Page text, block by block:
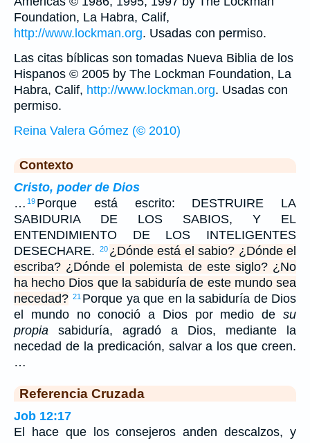
Foundation, La Habra, Calif,
http://www.lockman.org. Usadas con permiso.
Las citas bíblicas son tomadas Nueva Biblia de los
Hispanos © 2005 by The Lockman Foundation, La
Habra, Calif, http://www.lockman.org. Usadas con
permiso.
Reina Valera Gómez (© 2010)
Contexto
Cristo, poder de Dios
… 19 Porque está escrito: DESTRUIRE LA
SABIDURIA DE LOS SABIOS, Y EL
ENTENDIMIENTO DE LOS INTELIGENTES
DESECHARE.
20 ¿Dónde está el sabio? ¿Dónde el
escriba? ¿Dónde el polemista de este siglo? ¿No
ha hecho Dios que la sabiduría de este mundo sea
necedad? 21 Porque ya que en la sabiduría de Dios
el mundo no conoció a Dios por medio de su
propia sabiduría, agradó a Dios, mediante la
necedad de la predicación, salvar a los que creen.
…
Referencia Cruzada
Job 12:17
El hace que los consejeros anden descalzos, y